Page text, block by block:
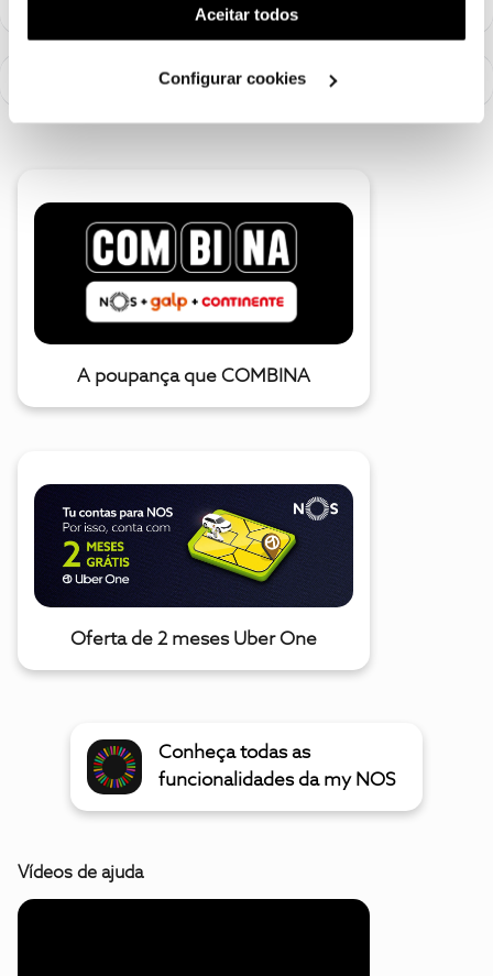
(cookies de publicidade personalizada). Pode gerir a
utilização dos cookies clicando em "Configurar
Aceitar todos
Configurar cookies
A poupança que COMBINA
Oferta de 2 meses Uber One
Conheça todas as
funcionalidades da my NOS
Vídeos de ajuda